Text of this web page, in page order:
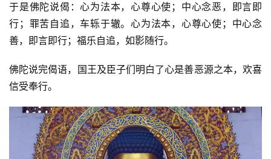
访
谈
乐
菩
提
于是佛陀说偈：心为法本，心尊心使；中心念恶，即言即
行；罪苦自追，车轹于辙。心为法本，心尊心使；中心念
善，即言即行；福乐自追，如影随行。
佛陀说完偈语，国王及臣子们明白了心是善恶源之本，欢喜
信受奉行。